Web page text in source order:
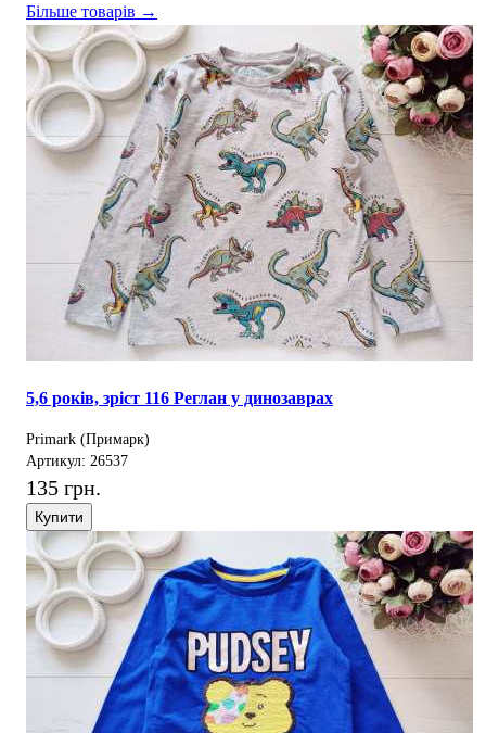
Більше товарів →
5,6 років, зріст 116 Реглан у динозаврах
Primark (Примарк)
Артикул: 26537
135 грн.
Купити